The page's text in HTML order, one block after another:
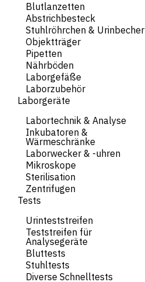
Blutlanzetten
Abstrichbesteck
Stuhlröhrchen & Urinbecher
Objektträger
Pipetten
Nährböden
Laborgefäße
Laborzubehör
Laborgeräte
Labortechnik & Analyse
Inkubatoren &
Wärmeschränke
Laborwecker & -uhren
Mikroskope
Sterilisation
Zentrifugen
Tests
Urinteststreifen
Teststreifen für
Analysegeräte
Bluttests
Stuhltests
Diverse Schnelltests